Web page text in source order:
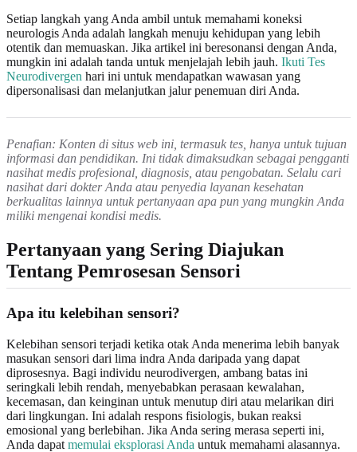
Setiap langkah yang Anda ambil untuk memahami koneksi
neurologis Anda adalah langkah menuju kehidupan yang lebih
otentik dan memuaskan. Jika artikel ini beresonansi dengan Anda,
mungkin ini adalah tanda untuk menjelajah lebih jauh. Ikuti Tes
Neurodivergen hari ini untuk mendapatkan wawasan yang
dipersonalisasi dan melanjutkan jalur penemuan diri Anda.
Penafian: Konten di situs web ini, termasuk tes, hanya untuk tujuan
informasi dan pendidikan. Ini tidak dimaksudkan sebagai pengganti
nasihat medis profesional, diagnosis, atau pengobatan. Selalu cari
nasihat dari dokter Anda atau penyedia layanan kesehatan
berkualitas lainnya untuk pertanyaan apa pun yang mungkin Anda
miliki mengenai kondisi medis.
Pertanyaan yang Sering Diajukan
Tentang Pemrosesan Sensori
Apa itu kelebihan sensori?
Kelebihan sensori terjadi ketika otak Anda menerima lebih banyak
masukan sensori dari lima indra Anda daripada yang dapat
diprosesnya. Bagi individu neurodivergen, ambang batas ini
seringkali lebih rendah, menyebabkan perasaan kewalahan,
kecemasan, dan keinginan untuk menutup diri atau melarikan diri
dari lingkungan. Ini adalah respons fisiologis, bukan reaksi
emosional yang berlebihan. Jika Anda sering merasa seperti ini,
Anda dapat memulai eksplorasi Anda untuk memahami alasannya.